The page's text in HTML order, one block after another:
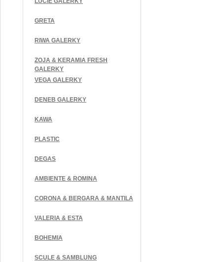
GRETA
RIWA GALERKY
ZOJA & KERAMIA FRESH
GALERKY
VEGA GALERKY
DENEB GALERKY
KAWA
PLASTIC
DEGAS
AMBIENTE & ROMINA
CORONA & BERGARA & MANTILA
VALERIA & ESTA
BOHEMIA
SCULE & SAMBLUNG